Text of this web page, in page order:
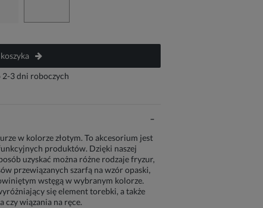
2-3 dni roboczych
w kolorze złotym. To akcesorium jest
produktów. Dzięki naszej
uzyskać można różne rodzaje fryzur,
przewiązanych szarfą na wzór opaski,
wstęgą w wybranym kolorze.
się element torebki, a także
czy wiązania na ręce.